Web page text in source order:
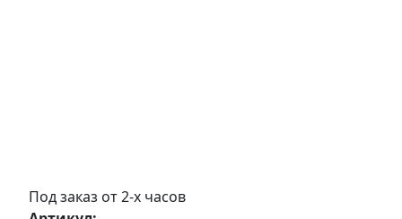
Под заказ от 2-х часов